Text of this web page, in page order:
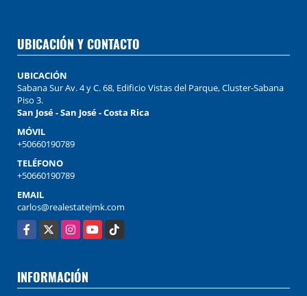
UBICACIÓN Y CONTACTO
UBICACIÓN
Sabana Sur Av. 4 y C. 68, Edificio Vistas del Parque, Cluster-Sabana
Piso 3.
San José - San José - Costa Rica
MÓVIL
+50660190789
TELÉFONO
+50660190789
EMAIL
carlos@realestatejmk.com
Facebook
X InstagramYouTubeTikTok
INFORMACIÓN